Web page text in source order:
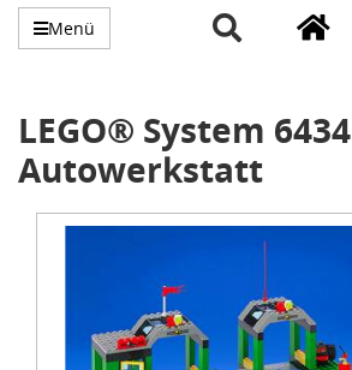
Menü
LEGO® System 6434
Autowerkstatt